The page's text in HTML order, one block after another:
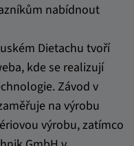
nabídnout
Dietachu tvoří
kde se realizují
Závod v
na výrobu
výrobu, zatímco